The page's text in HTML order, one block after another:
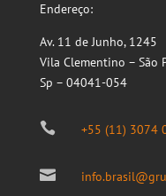
Endereço:
Av. 11 de Junho, 1245
Vila Clementino – São
Sp – 04041-054
 +55 (11) 3074
